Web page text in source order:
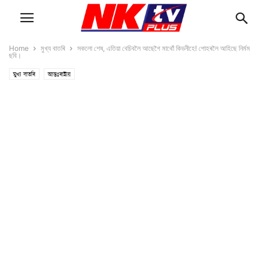
Home মুখ্য বাতৰি
সকলো শেষ, এতিয়া বেচিবলৈ আছেগৈ মাথোঁ কিডনীহে! পোহৰলৈ আহিছে নিৰ্মম
ছবি।
মুখ্য বাতৰি আন্তঃৰাষ্ট্ৰীয়